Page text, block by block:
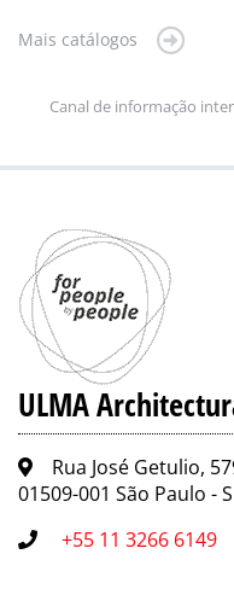
Mais catálogos
Canal de informação
ULMA
Rua José Getulio,
01509-001 São Paulo -
+55 11 3266 6149